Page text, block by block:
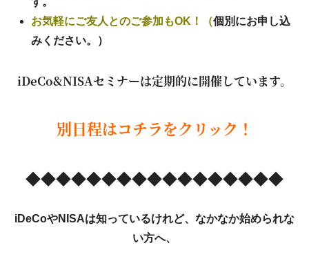
お気軽にご友人とのご参加もOK！（個別にお申し込
みください。）
iDeCo&NISAセミナーは定期的に開催しています。
別日程はコチラをクリック！
◆◆◆◆◆◆◆◆◆◆◆◆◆◆◆◆◆
iDeCoやNISAは知っているけれど、なかなか始められな
い方へ、